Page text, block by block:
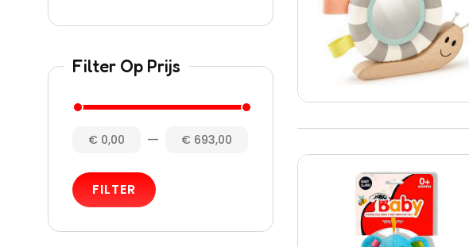
Filter Op Prijs
€ 0,00 — € 693,00
FILTER